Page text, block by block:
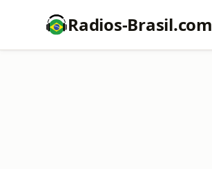
Radios-Brasil.com